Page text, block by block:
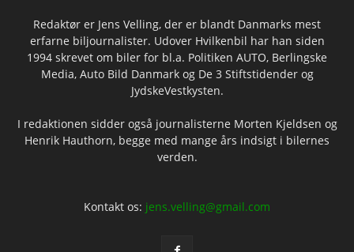
Redaktør er Jens Velling, der er blandt Danmarks mest
erfarne biljournalister. Udover Hvilkenbil har han siden
1994 skrevet om biler for bl.a. Politiken AUTO, Berlingske
Media, Auto Bild Danmark og De 3 Stiftstidender og
JydskeVestkysten.
I redaktionen sidder også journalisterne Morten Kjeldsen og
Henrik Hauthorn, begge med mange års indsigt i bilernes
verden.
Kontakt os: jens.velling@gmail.com